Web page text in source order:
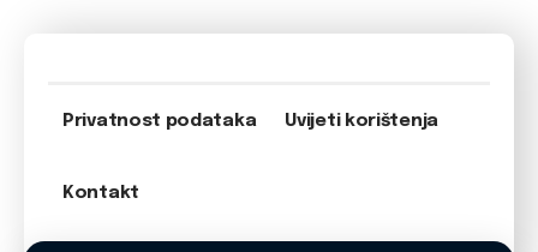
Privatnost podataka Uvijeti korištenja
Kontakt